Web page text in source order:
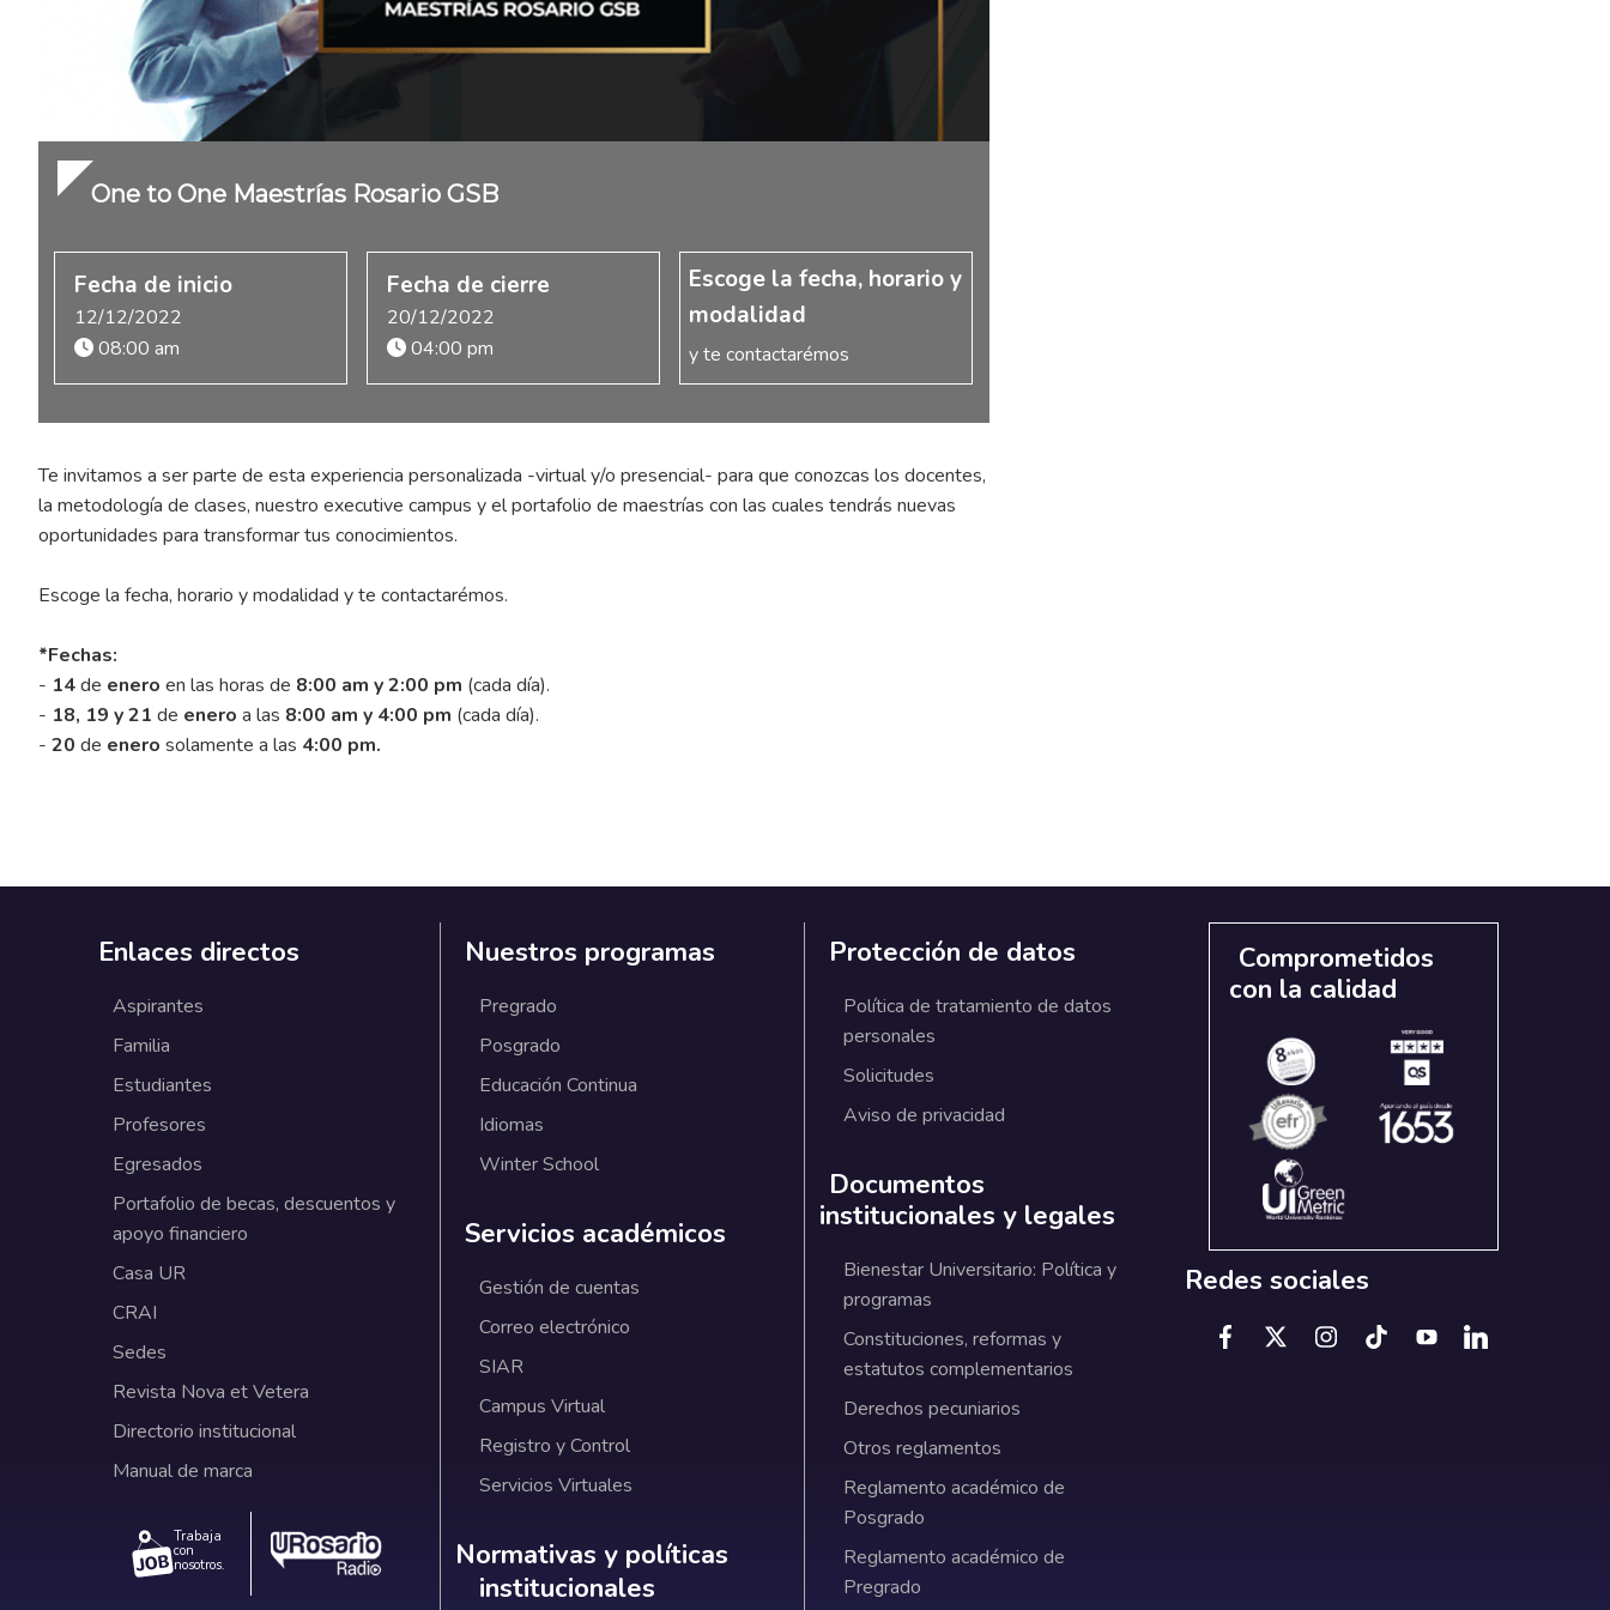
One to One Maestrías Rosario GSB
Fecha de inicio
12/12/2022
08:00 am
Fecha de cierre
20/12/2022
04:00 pm
Escoge la fecha, horario y
modalidad
y te contactarémos
Te invitamos a ser parte de esta experiencia personalizada -virtual y/o presencial- para que conozcas los docentes,
la metodología de clases, nuestro executive campus y el portafolio de maestrías con las cuales tendrás nuevas
oportunidades para transformar tus conocimientos.
Escoge la fecha, horario y modalidad y te contactarémos.
*Fechas:
- 14de enero en las horas de 8:00 am y 2:00 pm (cada día).
- 18, 19 y 21 de enero a las 8:00 am y 4:00 pm (cada día).
- 20 de enero solamente a las 4:00 pm.
Enlaces directos
Aspirantes
Familia
Estudiantes
Profesores
Egresados
Portafolio de becas, descuentos y
apoyo financiero
Casa UR
CRAI
Sedes
Revista Nova et Vetera
Directorio institucional
Manual de marca
Trabaja
con
nosotros.
Nuestros programas
Pregrado
Posgrado
Educación Continua
Idiomas
Winter School
Servicios académicos
Gestión de cuentas
Correo electrónico
SIAR
Campus Virtual
Registro y Control
Servicios Virtuales
Normativas y políticas institucionales
Normativas y políticas
institucionales
Protección de datos
Política de tratamiento de datos
personales
Solicitudes
Aviso de privacidad
Documentos
institucionales y legales
Bienestar Universitario: Política y
programas
Constituciones, reformas y
estatutos complementarios
Derechos pecuniarios
Otros reglamentos
Reglamento académico de
Posgrado
Reglamento académico de
Pregrado
Comprometidos
con la calidad
Redes sociales